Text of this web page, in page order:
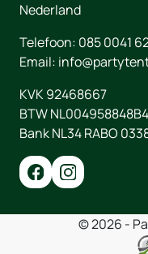
Nederland
Telefoon: 085 0041
Email:
KVK 92468667
BTW
Bank NL34 RABO
© 2026 -